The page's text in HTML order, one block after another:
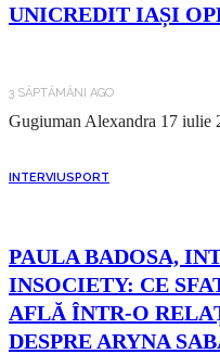
UNICREDIT IAȘI
3 SĂPTĂMÂNI AGO
Gugiuman Alexandra 17 iulie
INTERVIUSPORT
PAULA BADOSA,
INSOCIETY: CE
AFLĂ ÎNTR-O
DESPRE ARYNA